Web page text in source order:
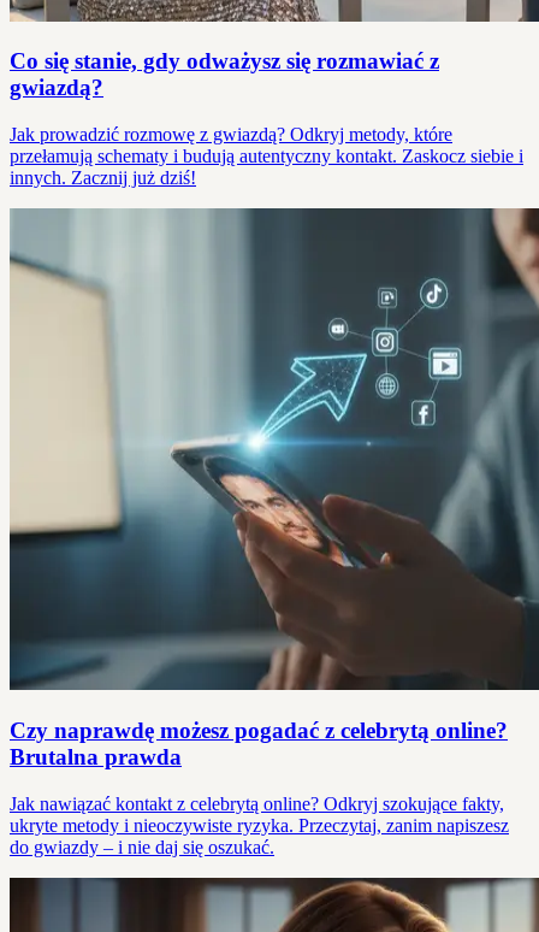
Co się stanie, gdy odważysz się rozmawiać z
gwiazdą?
Jak prowadzić rozmowę z gwiazdą? Odkryj metody, które
przełamują schematy i budują autentyczny kontakt. Zaskocz siebie i
innych. Zacznij już dziś!
Czy naprawdę możesz pogadać z celebrytą online?
Brutalna prawda
Jak nawiązać kontakt z celebrytą online? Odkryj szokujące fakty,
ukryte metody i nieoczywiste ryzyka. Przeczytaj, zanim napiszesz
do gwiazdy – i nie daj się oszukać.